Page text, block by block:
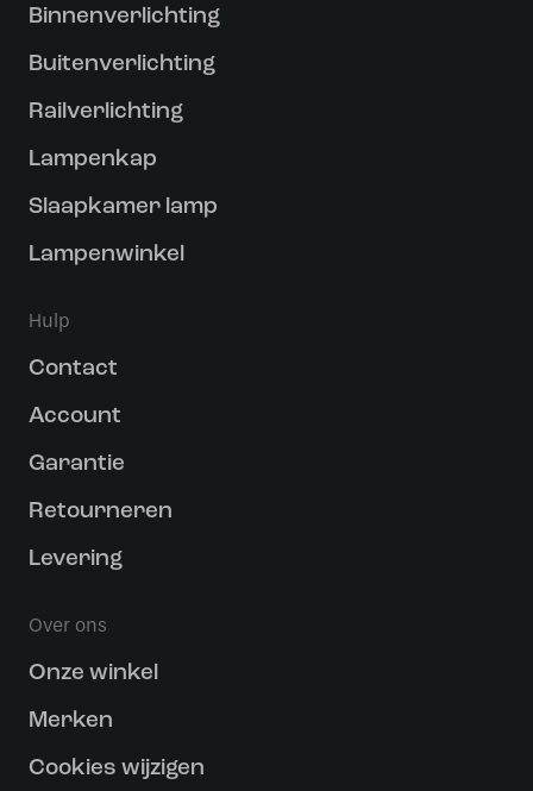
Binnenverlichting
Buitenverlichting
Railverlichting
Lampenkap
Slaapkamer lamp
Lampenwinkel
Hulp
Contact
Account
Garantie
Retourneren
Levering
Over ons
Onze winkel
Merken
Cookies wijzigen